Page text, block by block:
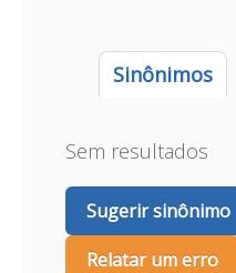
Sinônimos
Sem resultados
Sugerir sinônimo
Relatar um erro